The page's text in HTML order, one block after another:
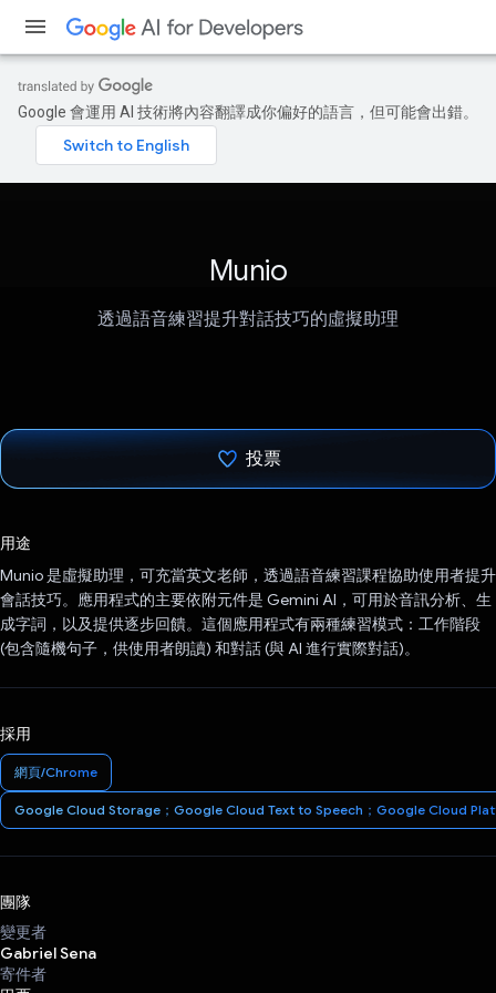
Google 會運用 AI 技術將內容翻譯成你偏好的語言，但可能會出錯。
Munio
透過語音練習提升對話技巧的虛擬助理
投票
用途
Munio 是虛擬助理，可充當英文老師，透過語音練習課程協助使用者提升
會話技巧。應用程式的主要依附元件是 Gemini AI，可用於音訊分析、生
成字詞，以及提供逐步回饋。這個應用程式有兩種練習模式：工作階段
(包含隨機句子，供使用者朗讀) 和對話 (與 AI 進行實際對話)。
採用
網頁/Chrome
Google Cloud Storage；Google Cloud Text to Speech；Google Cloud
團隊
變更者
Gabriel Sena
寄件者